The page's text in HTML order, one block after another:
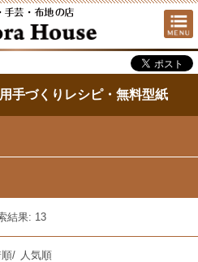
手づくりレシピ・無料型紙
結果: 13
/ 人気順